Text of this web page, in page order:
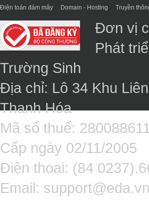
Điện toán đám mây Domain - Hosting Truyền
Đơn vị
Phát
Trường Sinh
Địa chỉ: Lô 34 Khu
Thanh Hóa
Mã số thuế:
Cấp ngày 02/11/2005
Điện thoại: (84
Email: support@eda.vn